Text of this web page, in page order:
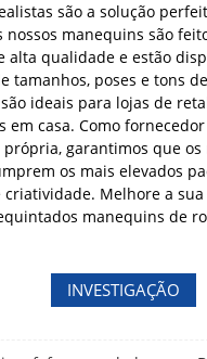
são a solução
nossos manequins são
alta qualidade e estão
tamanhos, poses e tons
ideais para lojas de
em casa. Como
garantimos que os
os mais elevados
Melhore a sua
manequins de
INVESTIGAÇÃO